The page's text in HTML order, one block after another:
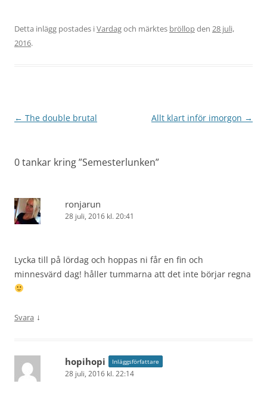
Detta inlägg postades iVardagoch märktes bröllopden 28 juli,
2016.
Inläggsnavigering
← The double brutal Allt klart inför imorgon →
0 tankar kring ”Semesterlunken”
ronjarun
28 juli, 2016 kl. 20:41
Lycka till på lördag och hoppas ni får en fin och
minnesvärd dag! håller tummarna att det inte börjar regna
Svara ↓
hopihopi Inläggsförfattare
28 juli, 2016 kl. 22:14